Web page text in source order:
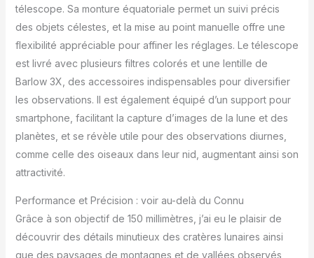
voyage d'observation
immersif et précis.
Améliorez l'exploration
céleste avec notre
ensemble de 6 filtres.
Cinq filtres de couleur
(rouge, bleu, orange,
vert, jaune) dévoilent les
détails complexes de la
planète et les structures
de nuages. Capturez des
téléphone portable
réglable et la
télécommande sans fil
du télescope HSL 150EQ.
télescope. Sa monture équatoriale permet un suivi précis
des objets célestes, et la mise au point manuelle offre une
flexibilité appréciable pour affiner les réglages. Le télescope
est livré avec plusieurs filtres colorés et une lentille de
Barlow 3X, des accessoires indispensables pour diversifier
les observations. Il est également équipé d’un support pour
smartphone, facilitant la capture d’images de la lune et des
planètes, et se révèle utile pour des observations diurnes,
comme celle des oiseaux dans leur nid, augmentant ainsi son
attractivité.
Performance et Précision : voir au-delà du Connu
Grâce à son objectif de 150 millimètres, j’ai eu le plaisir de
découvrir des détails minutieux des cratères lunaires ainsi
que des paysages de montagnes et de vallées observés